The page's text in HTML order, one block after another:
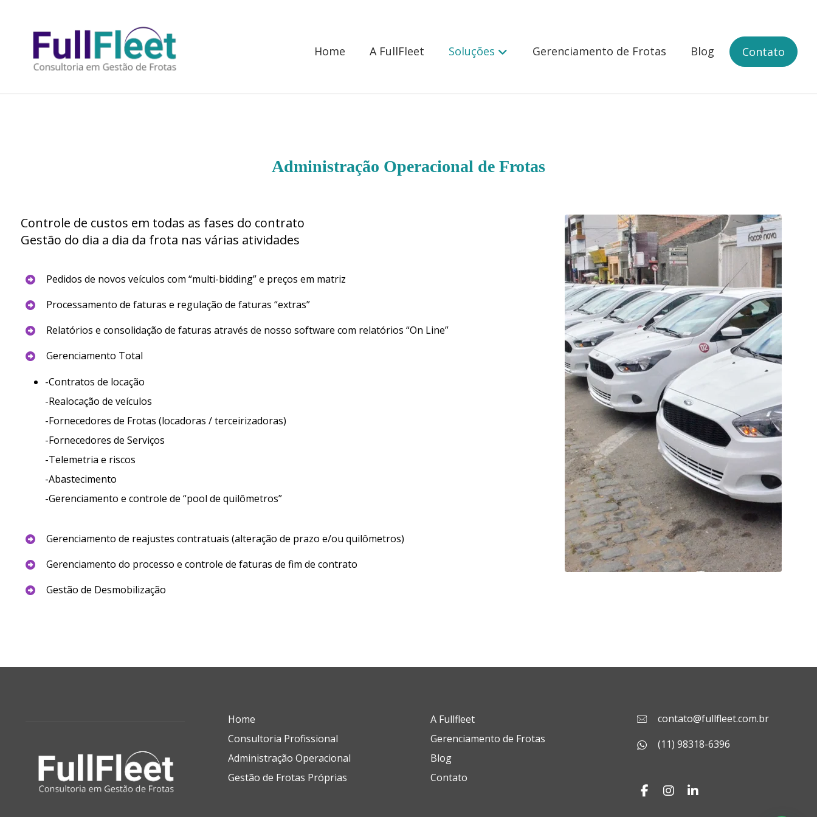
Home A FullFleet Soluções Gerenciamento de Frotas Blog Contato
Administração Operacional de Frotas
Controle de custos em todas as fases do contrato
Gestão do dia a dia da frota nas várias atividades
Pedidos de novos veículos com “multi-bidding” e preços em matriz
Processamento de faturas e regulação de faturas “extras”
Relatórios e consolidação de faturas através de nosso software com relatórios “On Line”
Gerenciamento Total
-Contratos de locação
-Realocação de veículos
-Fornecedores de Frotas (locadoras / terceirizadoras)
-Fornecedores de Serviços
-Telemetria e riscos
-Abastecimento
-Gerenciamento e controle de “pool de quilômetros”
Gerenciamento de reajustes contratuais (alteração de prazo e/ou quilômetros)
Gerenciamento do processo e controle de faturas de fim de contrato
Gestão de Desmobilização
Home
Consultoria Profissional
Administração Operacional
Gestão de Frotas Próprias
A Fullfleet
Gerenciamento de Frotas
Blog
Contato
contato@fullfleet.com.br
(11) 98318-6396